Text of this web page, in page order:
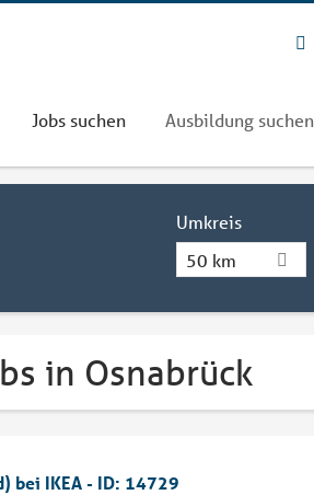
Jobs suchen Ausbildung suchen
Umkreis
50 km
in Osnabrück
bei IKEA - ID: 14729